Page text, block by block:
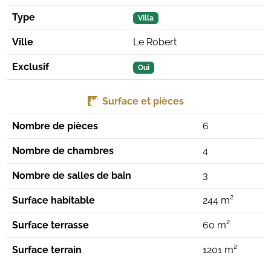
Type Villa
Ville Le Robert
Exclusif Oui
Surface et pièces
Nombre de pièces 6
Nombre de chambres 4
Nombre de salles de bain 3
Surface habitable 244 m²
Surface terrasse 60 m²
Surface terrain 1201 m²